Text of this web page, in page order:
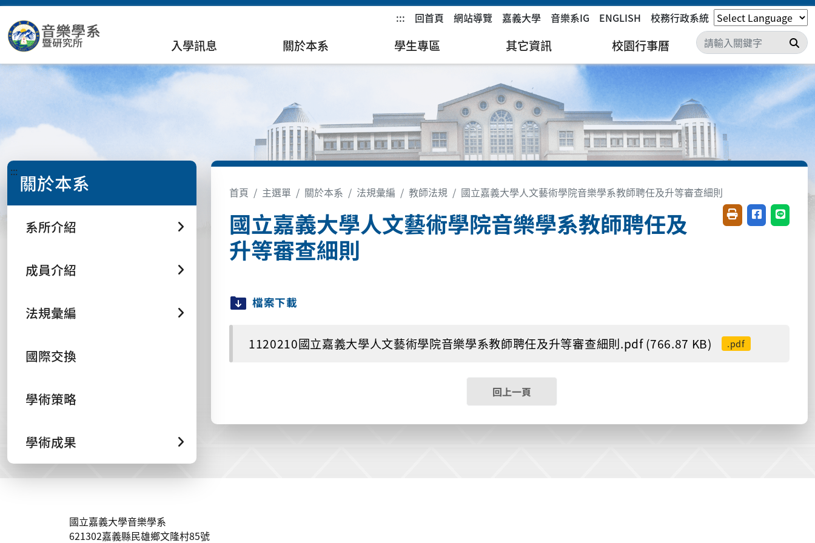
::: 回首頁 網站導覽 嘉義大學 音樂系IG ENGLISH 校務行政系統
入學訊息 關於本系 學生專區 其它資訊 校園行事曆 搜
::: 關於本系
系所介紹
成員介紹
法規彙編
國際交換
學術策略
學術成果
首頁 主選單 關於本系 法規彙編 教師法規 國立嘉義大學人文藝術學院音樂學系教師聘任及升等審查細則
國立嘉義大學人文藝術學院音樂學系教師聘任及
升等審查細則
友善列印(開新視窗)
分享至臉書(
分享至
檔案下載
1120210國立嘉義大學人文藝術學院音樂學系教師聘任及升等審查細則.pdf (766.87 KB) .pdf
回上一頁
國立嘉義大學音樂學系
621302嘉義縣民雄鄉文隆村85號